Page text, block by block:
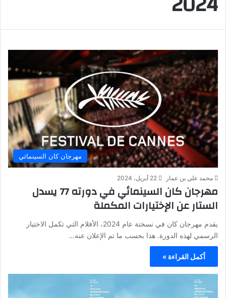
مهرجان كان السينمائي
محمد علي بن عمار 22 أبريل، 2024
مهرجان كان السينمائي في دورته 77 يسدل
الستار عن الإختيارات المكملة
يقدم مهرجان كان في نسختة عام 2024، الأفلام التي تكمل الاختيار
الرسمي لهذه الدورة. هذا بحسب ما تم الإعلان عنه…
أكمل القراءة »